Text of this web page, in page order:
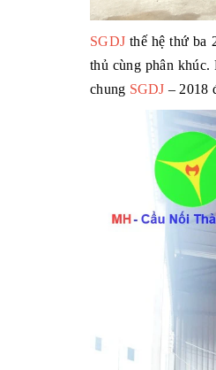
SGDJ thế hệ thứ ba
thủ cùng phân
chung SGDJ – 2018